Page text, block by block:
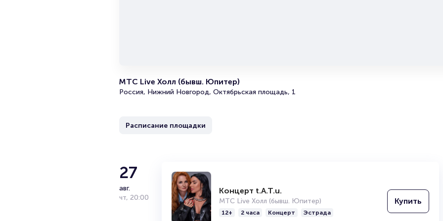
МТС Live Холл (бывш. Юпитер)
Россия, Нижний Новгород, Октябрьская площадь, 1
Расписание площадки
27
авг.
чт, 20:00
Концерт t.A.T.u.
МТС Live Холл (бывш. Юпитер)
12+ 2 часа Концерт Эстрада
Купить